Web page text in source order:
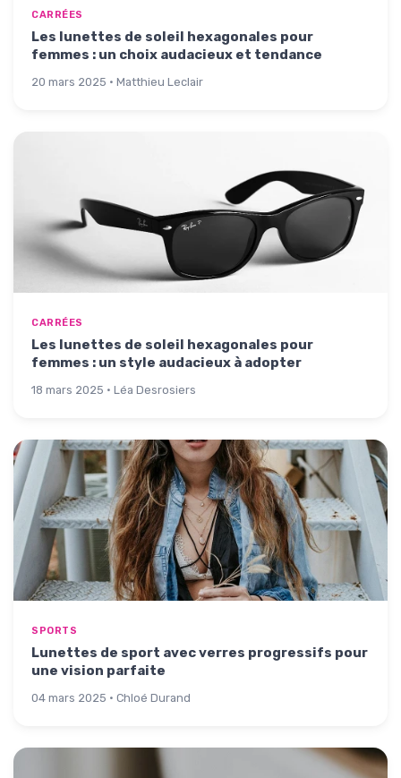
CARRÉES
Les lunettes de soleil hexagonales pour
femmes : un choix audacieux et tendance
20 mars 2025 · Matthieu Leclair
CARRÉES
Les lunettes de soleil hexagonales pour
femmes : un style audacieux à adopter
18 mars 2025 · Léa Desrosiers
SPORTS
Lunettes de sport avec verres progressifs pour
une vision parfaite
04 mars 2025 · Chloé Durand